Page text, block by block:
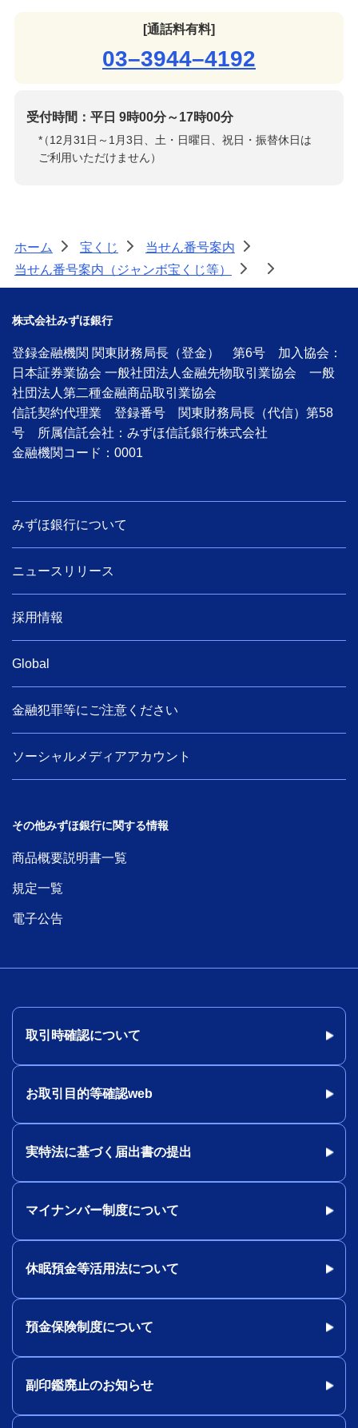
[通話料有料]
03–3944–4192
受付時間：平日 9時00分～17時00分
*
（12月31日～1月3日、土・日曜日、祝日・振替休日は
ご利用いただけません）
ホーム > 宝くじ > 当せん番号案内
>
当せん番号案内（ジャンボ宝くじ等）
> >
株式会社みずほ銀行
登録金融機関 関東財務局長（登金） 第6号 加入協会：
日本証券業協会 一般社団法人金融先物取引業協会 一般
社団法人第二種金融商品取引業協会
信託契約代理業 登録番号 関東財務局長（代信）第58
号 所属信託会社：みずほ信託銀行株式会社
金融機関コード：0001
みずほ銀行について
ニュースリリース
採用情報
Global
金融犯罪等にご注意ください
ソーシャルメディアアカウント
その他みずほ銀行に関する情報
商品概要説明書一覧
規定一覧
電子公告
取引時確認について
お取引目的等確認web
実特法に基づく届出書の提出
マイナンバー制度について
休眠預金等活用法について
預金保険制度について
副印鑑廃止のお知らせ